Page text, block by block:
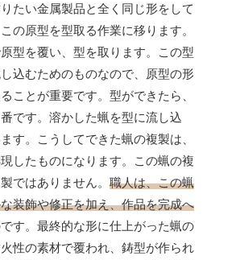
たい金属製品と全く同じ形をして
の原型を型取る作業に移ります。
型を覆い、型を取ります。この型
込むためのものなので、原型の形
ことが重要です。型ができたら、
です。溶かした蝋を型に流し込
す。こうしてできた蝋の複製は、
したものになります。この蝋の複
ではありません。 職人は、この蝋
装飾や修正を加え、作品を完成へ
す。最終的な形に仕上がった蝋の
性の素材で覆われ、鋳型が作られ